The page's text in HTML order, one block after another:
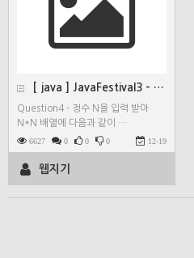
[ java ] JavaFestival3 - Quest…
Question4 - 정수 N을 입력 받아
N*N 배열에 다음과 같이 …
6627 0 0 0 12-19
웹지기